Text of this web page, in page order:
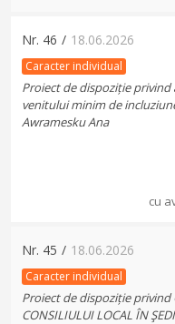
Nr. 46 / 18.06.2026
Caracter individual
Proiect de dispoziție
venitului minim de
Awramesku Ana
cu
Nr. 45 / 18.06.2026
Caracter individual
Proiect de dispoziție privind
CONSILIULUI LOCAL ÎN